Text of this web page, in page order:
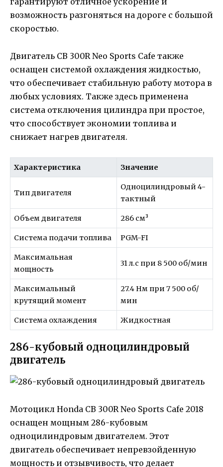
возможность разгоняться на дороге с большой
скоростью.
Двигатель CB 300R Neo Sports Cafe также
оснащен системой охлаждения жидкостью,
что обеспечивает стабильную работу мотора в
любых условиях. Также здесь применена
система отключения цилиндра при простое,
что способствует экономии топлива и
снижает нагрев двигателя.
Характеристика Значение
Тип двигателя
Одноцилиндровый 4-
тактный
Объем двигателя 286 см³
Система подачи топлива PGM-FI
Максимальная
мощность
31 л.с при 8 500 об/мин
Максимальный
крутящий момент
27.4 Нм при 7 500 об/
мин
Система охлаждения Жидкостная
286-кубовый одноцилиндровый
двигатель
Мотоцикл Honda CB 300R Neo Sports Cafe 2018
оснащен мощным 286-кубовым
одноцилиндровым двигателем. Этот
двигатель обеспечивает непревзойденную
мощность и отзывчивость, что делает